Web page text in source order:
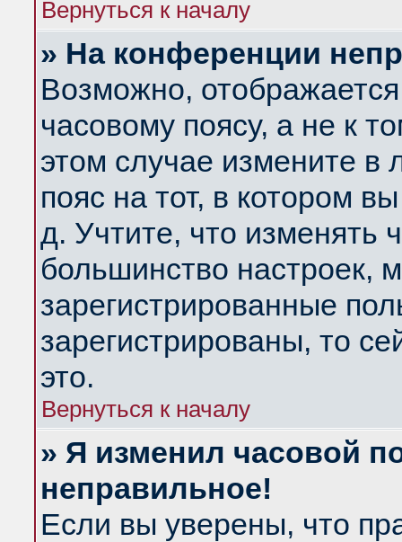
Вернуться к началу
» На конференции
Возможно,
часовому поясу, а не к
этом случае измените в
пояс на тот, в котором
д. Учтите, что изменять
большинство настроек,
зарегистрированные
зарегистрированы, то
это.
Вернуться к началу
» Я изменил часовой
неправильное!
Если вы уверены, что